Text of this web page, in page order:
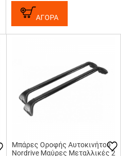
ΑΓΟΡΑ
Μπάρες Οροφής Αυτοκινήτου
Nordrive Μαύρες Μεταλλικές 2